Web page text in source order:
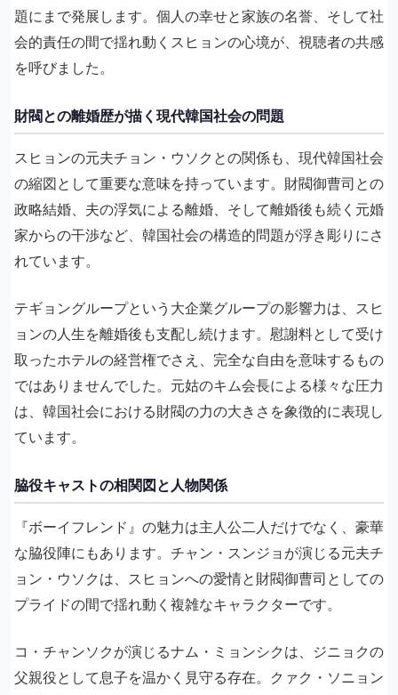
題にまで発展します。個人の幸せと家族の名誉、そして社
会的責任の間で揺れ動くスヒョンの心境が、視聴者の共感
を呼びました。
財閥との離婚歴が描く現代韓国社会の問題
スヒョンの元夫チョン・ウソクとの関係も、現代韓国社会
の縮図として重要な意味を持っています。財閥御曹司との
政略結婚、夫の浮気による離婚、そして離婚後も続く元婚
家からの干渉など、韓国社会の構造的問題が浮き彫りにさ
れています。
テギョングループという大企業グループの影響力は、スヒ
ョンの人生を離婚後も支配し続けます。慰謝料として受け
取ったホテルの経営権でさえ、完全な自由を意味するもの
ではありませんでした。元姑のキム会長による様々な圧力
は、韓国社会における財閥の力の大きさを象徴的に表現し
ています。
脇役キャストの相関図と人物関係
『ボーイフレンド』の魅力は主人公二人だけでなく、豪華
な脇役陣にもあります。チャン・スンジョが演じる元夫チ
ョン・ウソクは、スヒョンへの愛情と財閥御曹司としての
プライドの間で揺れ動く複雑なキャラクターです。
コ・チャンソクが演じるナム・ミョンシクは、ジニョクの
父親役として息子を温かく見守る存在。クァク・ソニョン